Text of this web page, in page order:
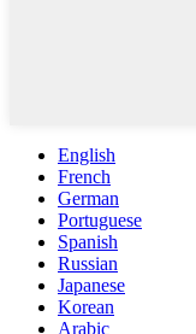
English
French
German
Portuguese
Spanish
Russian
Japanese
Korean
Arabic